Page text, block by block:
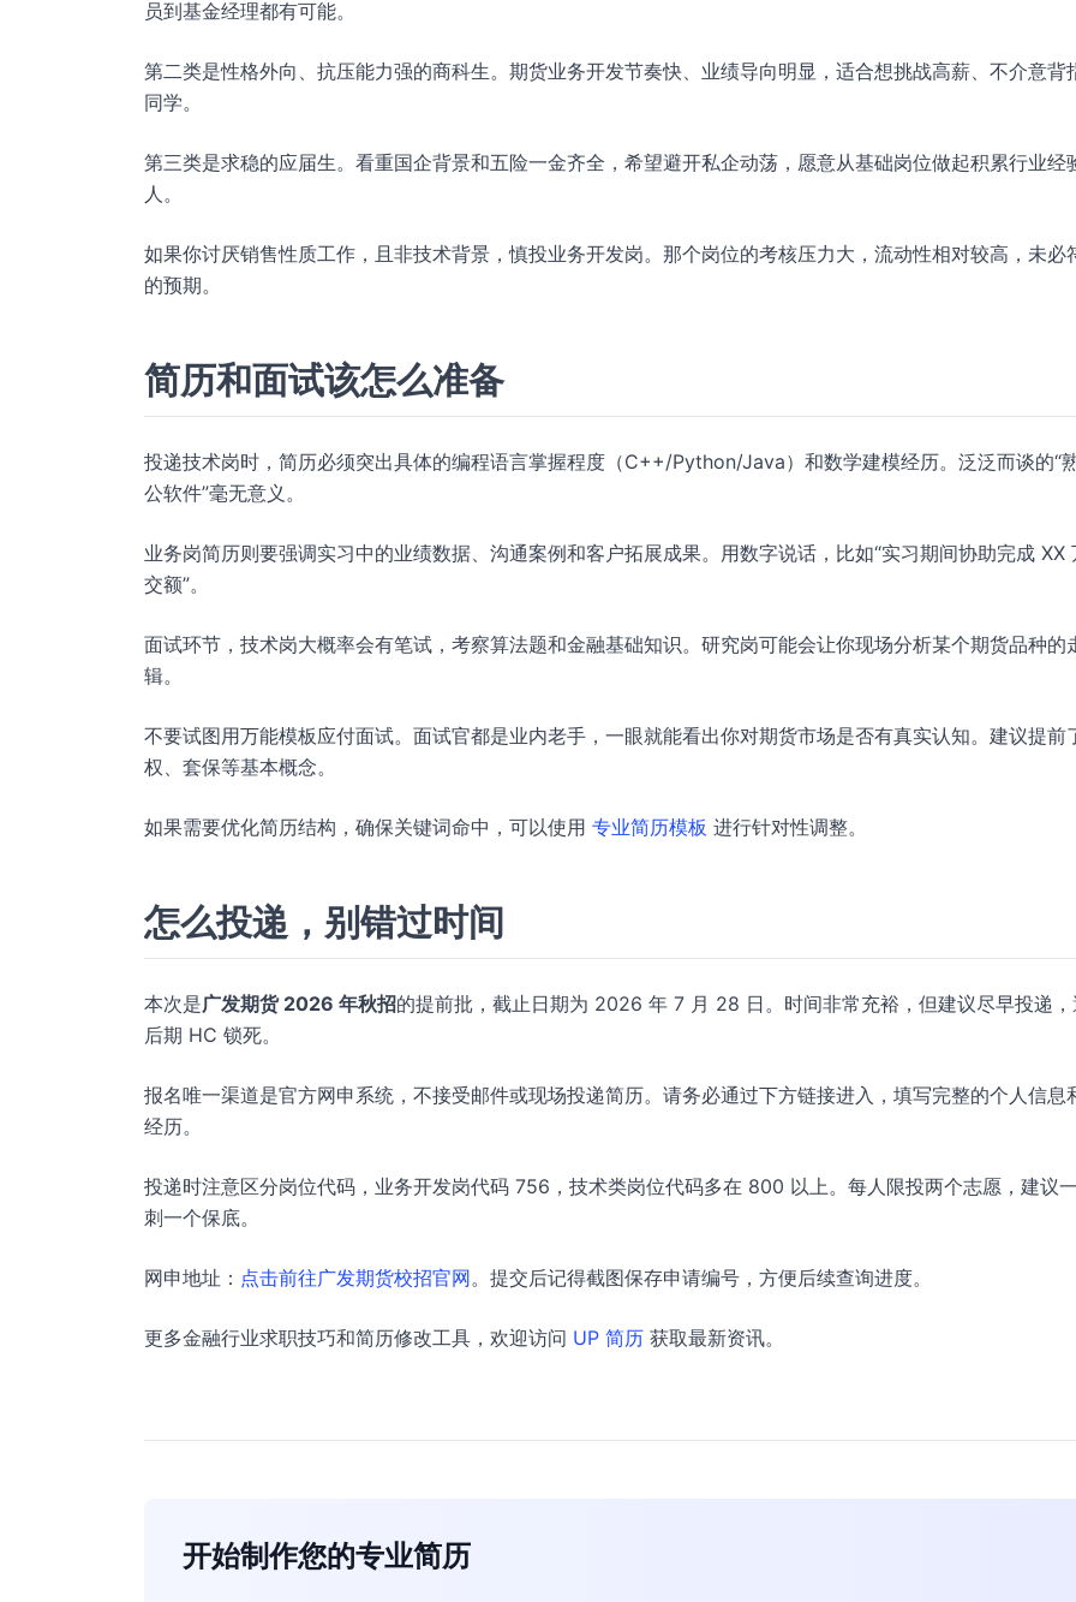
员到基金经理都有可能。
第二类是性格外向、抗压能力强的商科生。期货业务开发节奏快、业绩导向明显，适合想挑战高薪、不介意背
同学。
第三类是求稳的应届生。看重国企背景和五险一金齐全，希望避开私企动荡，愿意从基础岗位做起积累行业经
人。
如果你讨厌销售性质工作，且非技术背景，慎投业务开发岗。那个岗位的考核压力大，流动性相对较高，未必
的预期。
简历和面试该怎么准备
投递技术岗时，简历必须突出具体的编程语言掌握程度（C++/Python/Java）和数学建模经历。泛泛而谈的“
公软件”毫无意义。
业务岗简历则要强调实习中的业绩数据、沟通案例和客户拓展成果。用数字说话，比如“实习期间协助完成 XX
交额”。
面试环节，技术岗大概率会有笔试，考察算法题和金融基础知识。研究岗可能会让你现场分析某个期货品种的
辑。
不要试图用万能模板应付面试。面试官都是业内老手，一眼就能看出你对期货市场是否有真实认知。建议提前
权、套保等基本概念。
如果需要优化简历结构，确保关键词命中，可以使用 专业简历模板 进行针对性调整。
怎么投递，别错过时间
本次是广发期货 2026 年秋招的提前批，截止日期为 2026 年 7 月 28 日。时间非常充裕，但建议尽早投递
后期 HC 锁死。
报名唯一渠道是官方网申系统，不接受邮件或现场投递简历。请务必通过下方链接进入，填写完整的个人信息
经历。
投递时注意区分岗位代码，业务开发岗代码 756，技术类岗位代码多在 800 以上。每人限投两个志愿，建议
刺一个保底。
网申地址： 点击前往广发期货校招官网。提交后记得截图保存申请编号，方便后续查询进度。
更多金融行业求职技巧和简历修改工具，欢迎访问 UP 简历 获取最新资讯。
开始制作您的专业简历